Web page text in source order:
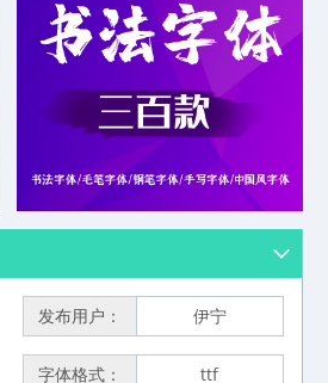
发布用户： 伊宁
字体格式： ttf